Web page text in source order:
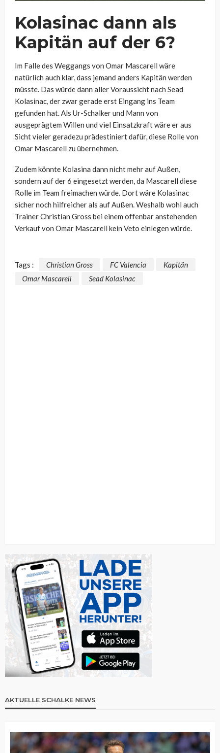
Kolasinac dann als
Kapitän auf der 6?
Im Falle des Weggangs von Omar Mascarell wäre
natürlich auch klar, dass jemand anders Kapitän werden
müsste. Das würde dann aller Voraussicht nach Sead
Kolasinac, der zwar gerade erst Eingang ins Team
gefunden hat. Als Ur-Schalker und Mann von
ausgeprägtem Willen und viel Einsatzkraft wäre er aus
Sicht vieler geradezu prädestiniert dafür, diese Rolle von
Omar Mascarell zu übernehmen.
Zudem könnte Kolasina dann nicht mehr auf Außen,
sondern auf der 6 eingesetzt werden, da Mascarell diese
Rolle im Team freimachen würde. Dort wäre Kolasinac
sicher noch hilfreicher als auf Außen. Weshalb wohl auch
Trainer Christian Gross bei einem offenbar anstehenden
Verkauf von Omar Mascarell kein Veto einlegen würde.
Tags : Christian Gross FC Valencia
Kapitän
Omar Mascarell
Sead Kolasinac
AKTUELLE SCHALKE NEWS